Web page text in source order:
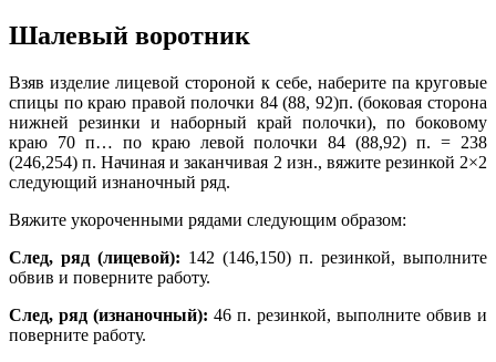
Шалевый воротник
Взяв изделие лицевой стороной к себе, наберите па круговые
спицы по краю правой полочки 84 (88, 92)п. (боковая сторона
нижней резинки и наборный край полочки), по боковому
краю 70 п… по краю левой полочки 84 (88,92) п. = 238
(246,254) п. Начиная и заканчивая 2 изн., вяжите резинкой 2×2
следующий изнаночный ряд.
Вяжите укороченными рядами следующим образом:
След, ряд (лицевой): 142 (146,150) п. резинкой, выполните
обвив и поверните работу.
След, ряд (изнаночный): 46 п. резинкой, выполните обвив и
поверните работу.